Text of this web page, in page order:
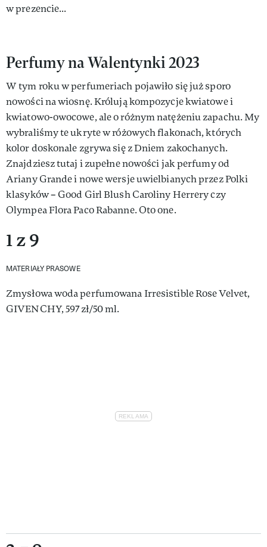
w prezencie...
Perfumy na Walentynki 2023
W tym roku w perfumeriach pojawiło się już sporo
nowości na wiosnę. Królują kompozycje kwiatowe i
kwiatowo-owocowe, ale o różnym natężeniu zapachu. My
wybraliśmy te ukryte w różowych flakonach, których
kolor doskonale zgrywa się z Dniem zakochanych.
Znajdziesz tutaj i zupełne nowości jak perfumy od
Ariany Grande i nowe wersje uwielbianych przez Polki
klasyków – Good Girl Blush Caroliny Herrery czy
Olympea Flora Paco Rabanne. Oto one.
1 z 9
MATERIAŁY PRASOWE
Zmysłowa woda perfumowana Irresistible Rose Velvet,
GIVENCHY, 597 zł/50 ml.